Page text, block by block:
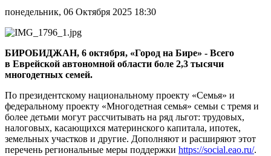
особую
поддержку
от
государства
и
региона
понедельник, 06 Октября 2025 18:30
БИРОБИДЖАН, 6 октября, «Город на Бире» - Всего
в Еврейской автономной области боле 2,3 тысячи
многодетных семей.
По президентскому национальному проекту «Семья» и
федеральному проекту «Многодетная семья» семьи с тремя и
более детьми могут рассчитывать на ряд льгот: трудовых,
налоговых, касающихся материнского капитала, ипотек,
земельных участков и другие. Дополняют и расширяют этот
перечень региональные меры поддержки https://social.eao.ru/.